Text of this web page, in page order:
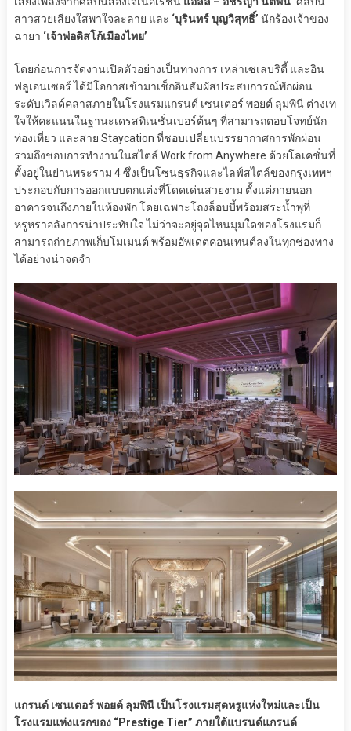
สาวสวยเสียงใสพาใจละลาย และ ‘บุรินทร์ บุญวิสุทธิ์’ นักร้องเจ้าของ
ฉายา ‘เจ้าพ่อดิสโก้เมืองไทย’
โดยก่อนการจัดงานเปิดตัวอย่างเป็นทางการ เหล่าเซเลบริตี้ และอิน
ฟลูเอนเซอร์ ได้มีโอกาสเข้ามาเช็กอินสัมผัสประสบการณ์พักผ่อน
ระดับเวิลด์คลาสภายในโรงแรมแกรนด์ เซนเตอร์ พอยต์ ลุมพินี ต่างเท
ใจให้คะแนนในฐานะเดรสทิเนชั่นเบอร์ต้นๆ ที่สามารถตอบโจทย์นัก
ท่องเที่ยว และสาย Staycation ที่ชอบเปลี่ยนบรรยากาศการพักผ่อน
รวมถึงชอบการทำงานในสไตล์ Work from Anywhere ด้วยโลเคชั่นที่
ตั้งอยู่ในย่านพระราม 4 ซึ่งเป็นโซนธุรกิจและไลฟ์สไตล์ของกรุงเทพฯ
ประกอบกับการออกแบบตกแต่งที่โดดเด่นสวยงาม ตั้งแต่ภายนอก
อาคารจนถึงภายในห้องพัก โดยเฉพาะโถงล็อบบี้พร้อมสระน้ำพุที่
หรูหราอลังการน่าประทับใจ ไม่ว่าจะอยู่จุดไหนมุมใดของโรงแรมก็
สามารถถ่ายภาพเก็บโมเมนต์ พร้อมอัพเดตคอนเทนต์ลงในทุกช่องทาง
ได้อย่างน่าจดจำ
แกรนด์ เซนเตอร์ พอยต์ ลุมพินี เป็นโรงแรมสุดหรูแห่งใหม่และเป็น
โรงแรมแห่งแรกของ “Prestige Tier” ภายใต้แบรนด์แกรนด์